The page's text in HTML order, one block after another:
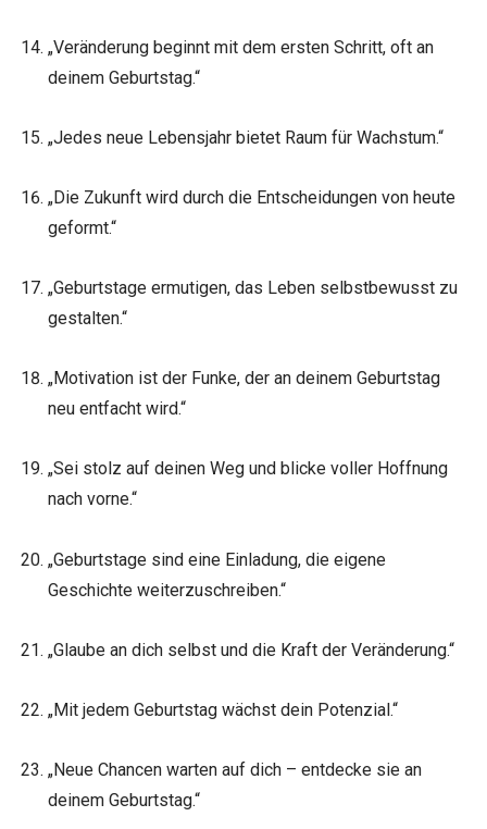
„Veränderung beginnt mit dem ersten Schritt, oft an
deinem Geburtstag.“
„Jedes neue Lebensjahr bietet Raum für Wachstum.“
„Die Zukunft wird durch die Entscheidungen von heute
geformt.“
„Geburtstage ermutigen, das Leben selbstbewusst zu
gestalten.“
„Motivation ist der Funke, der an deinem Geburtstag
neu entfacht wird.“
„Sei stolz auf deinen Weg und blicke voller Hoffnung
nach vorne.“
„Geburtstage sind eine Einladung, die eigene
Geschichte weiterzuschreiben.“
„Glaube an dich selbst und die Kraft der Veränderung.“
„Mit jedem Geburtstag wächst dein Potenzial.“
„Neue Chancen warten auf dich – entdecke sie an
deinem Geburtstag.“